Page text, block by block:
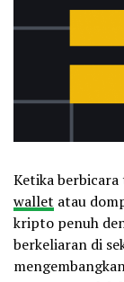
Ketika
wallet atau
kripto penuh
berkeliaran di